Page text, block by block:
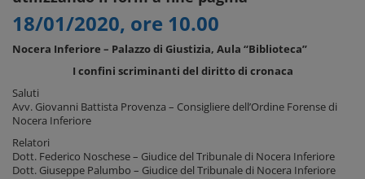
18/01/2020, ore 10.00
Nocera Inferiore – Palazzo di Giustizia, Aula “Biblioteca”
I confini scriminanti del diritto di cronaca
Saluti
Avv. Giovanni Battista Provenza – Consigliere dell’Ordine Forense di
Nocera Inferiore
Relatori
Dott. Federico Noschese – Giudice del Tribunale di Nocera Inferiore
Dott. Giuseppe Palumbo – Giudice del Tribunale di Nocera Inferiore